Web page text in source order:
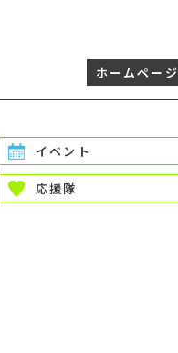
ホームページ
イベント
応援隊